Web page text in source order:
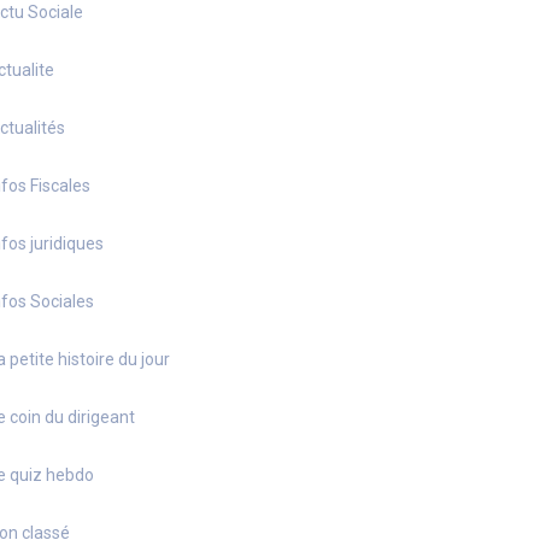
Sociale
Fiscales
juridiques
Sociales
petite histoire du jour
coin du dirigeant
quiz hebdo
classé